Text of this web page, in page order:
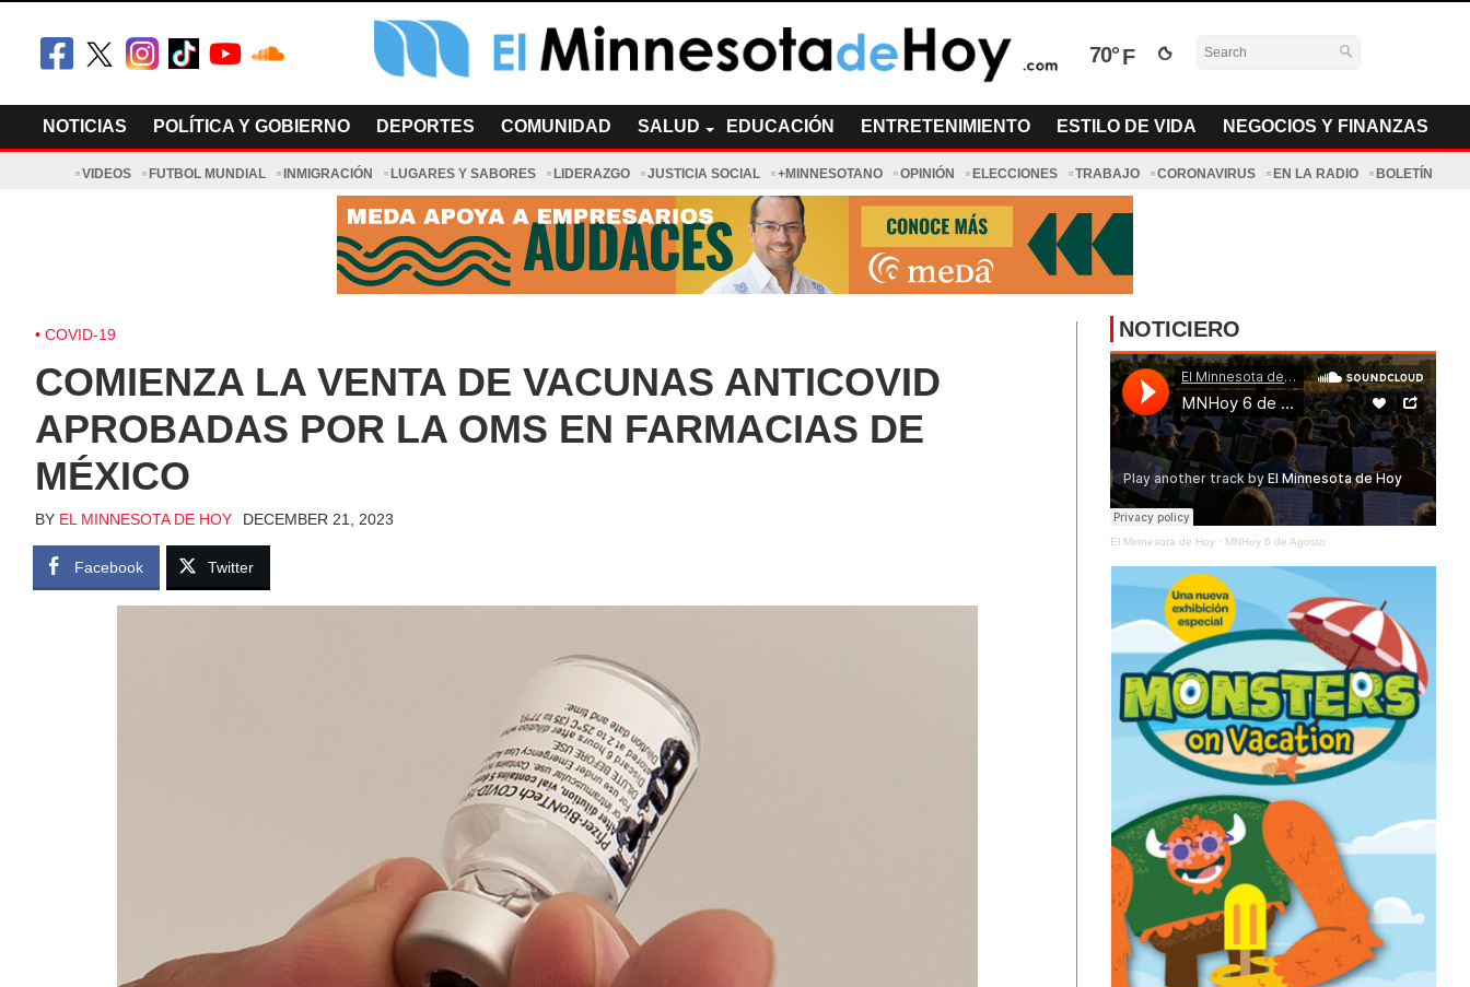
70°
NOTICIAS POLÍTICA Y GOBIERNO DEPORTES COMUNIDAD SALUD EDUCACIÓN ENTRETENIMIENTO ESTILO DE VIDA NEGOCIOS Y FINANZAS
VIDEOS FUTBOL MUNDIAL INMIGRACIÓN LUGARES Y SABORES LIDERAZGO JUSTICIA SOCIAL +MINNESOTANO OPINIÓN ELECCIONES TRABAJO CORONAVIRUS EN LA RADIO BOLETÍN
COVID-19
COMIENZA LA VENTA DE VACUNAS ANTICOVID
APROBADAS POR LA OMS EN FARMACIAS DE
MÉXICO
BY EL MINNESOTA DE HOY DECEMBER 21, 2023
Facebook Twitter
NOTICIERO
El Minnesota de Hoy· MNHoy 6 de Agosto